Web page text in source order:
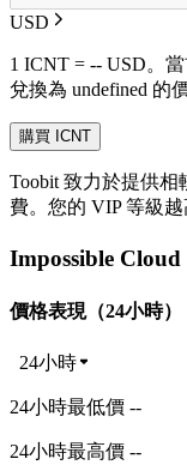
USD
1 ICNT = -- USD。
兌換為 undefined 的
購買 ICNT
Toobit 致力於提供
費。您的 VIP 等級
Impossible
價格表現（24小時）
24小時
24小時最低價 --
24小時最高價 --